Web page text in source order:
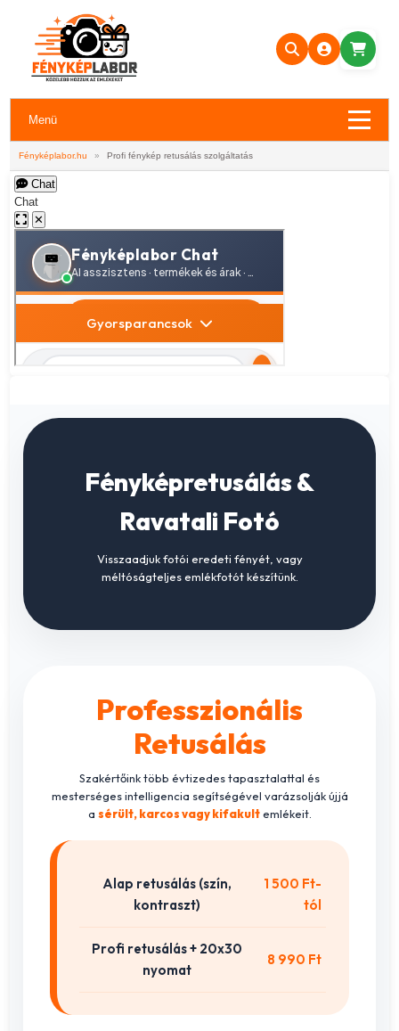
Menü
Fényképlabor.hu » Profi fénykép retusálás szolgáltatás
Chat
Chat
✕
Fényképretusálás &
Ravatali Fotó
Visszaadjuk fotói eredeti fényét, vagy
méltóságteljes emlékfotót készítünk.
Professzionális
Retusálás
Szakértőink több évtizedes tapasztalattal és
mesterséges intelligencia segítségével varázsolják újjá
a sérült, karcos vagy kifakultemlékeit.
Alap retusálás (szín,
kontraszt)
1 500 Ft-
tól
Profi retusálás + 20x30
nyomat
8 990 Ft